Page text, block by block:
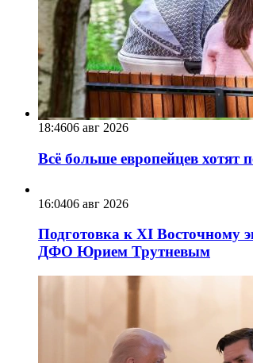
18:4606 авг 2026
Всё больше европейцев хотят
16:0406 авг 2026
Подготовка к XI Восточному
ДФО Юрием Трутневым